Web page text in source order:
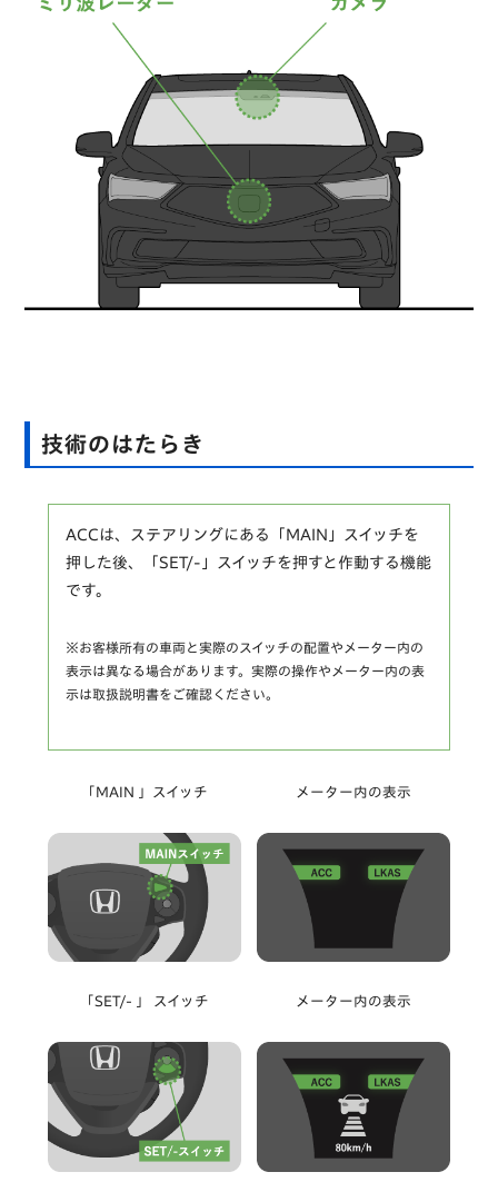
技術のはたらき
ACCは、ステアリングにある「MAIN」スイッチを
押した後、「SET/-」スイッチを押すと作動する機能
です。
※お客様所有の車両と実際のスイッチの配置やメーター内の
表示は異なる場合があります。実際の操作やメーター内の表
示は取扱説明書をご確認ください。
「MAIN 」スイッチ メーター内の表示
「SET/- 」 スイッチ メーター内の表示